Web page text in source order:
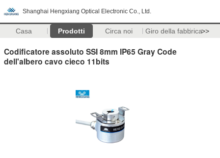
Shanghai Hengxiang Optical Electronic Co., Ltd.
Casa Prodotti Circa noi Giro della fabbrica>>
Codificatore assoluto SSI 8mm IP65 Gray Code
dell'albero cavo cieco 11bits